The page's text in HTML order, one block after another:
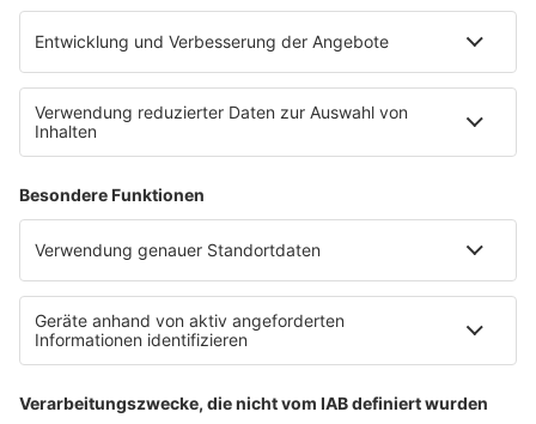
INFORMATION
Datenschutz
Datenschutzeinstellungen
Clubbedingungen
Teilnahmebedingungen
R.SH auf radioplayer.de
Stromvergleich